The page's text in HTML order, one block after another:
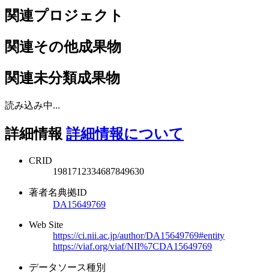
関連プロジェクト
関連その他成果物
関連未分類成果物
読み込み中...
詳細情報 詳細情報について
CRID
1981712334687849630
著者名典拠ID
DA15649769
Web Site
https://ci.nii.ac.jp/author/DA15649769#entity
https://viaf.org/viaf/NII%7CDA15649769
データソース種別